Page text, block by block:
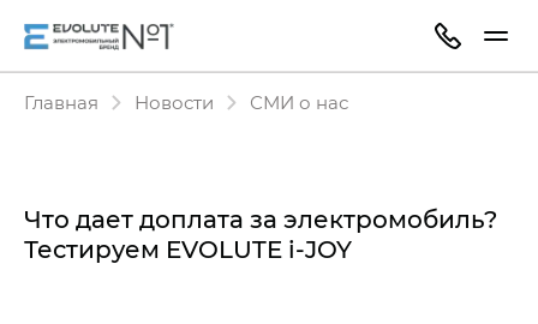
Главная Новости СМИ о нас
Что дает доплата за электромобиль?
Тестируем EVOLUTE i‑JOY